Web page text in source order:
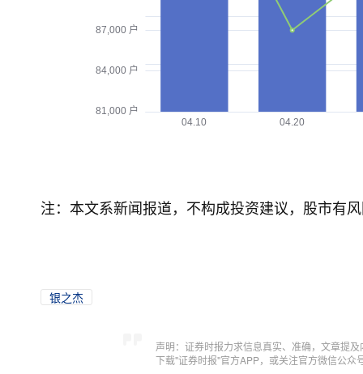
注：本文系新闻报道，不构成投资建议，股市有
银之杰
声明：证券时报力求信息真实、准确，文章提
下载"证券时报"官方APP，或关注官方微信公